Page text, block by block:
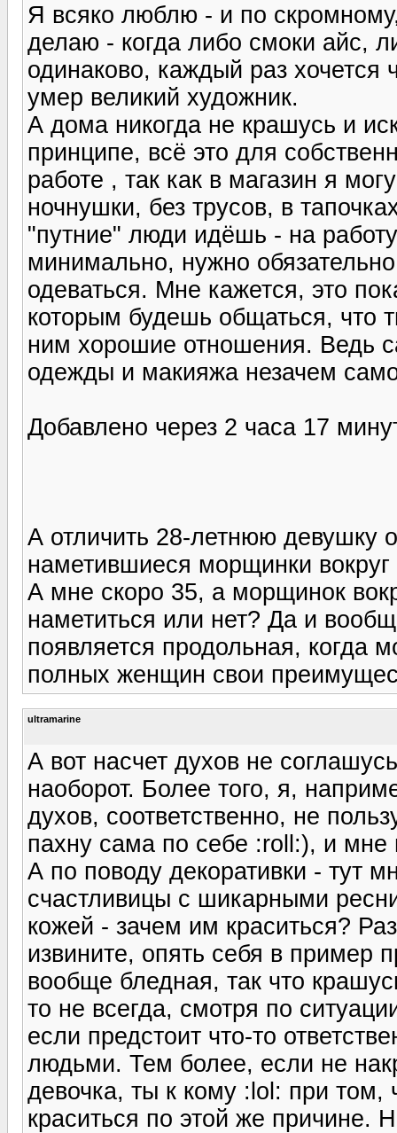
Я всяко люблю - и по
делаю - когда либо смоки айс,
одинаково, каждый раз хочется
умер великий художник.
А дома никогда не крашусь и
принципе, всё это для
работе , так как в магазин я
ночнушки, без трусов, в
"путние" люди идёшь - на
минимально, нужно
одеваться. Мне кажется, это
которым будешь общаться, что
ним хорошие отношения. Ведь
одежды и макияжа незачем
Добавлено через 2 часа 17
А отличить 28-летнюю девушку
наметившиеся морщинки вокруг
А мне скоро 35, а морщинок
наметиться или нет? Да и
появляется продольная, когда
полных женщин свои
ultramarine
А вот насчет духов не
наоборот. Более того, я,
духов, соответственно, не
пахну сама по себе :roll:), и
А по поводу декоративки - тут
счастливицы с шикарными
кожей - зачем им краситься?
извините, опять себя в пример
вообще бледная, так что
то не всегда, смотря по
если предстоит что-то
людьми. Тем более, если не
девочка, ты к кому :lol: при том,
краситься по этой же причине.